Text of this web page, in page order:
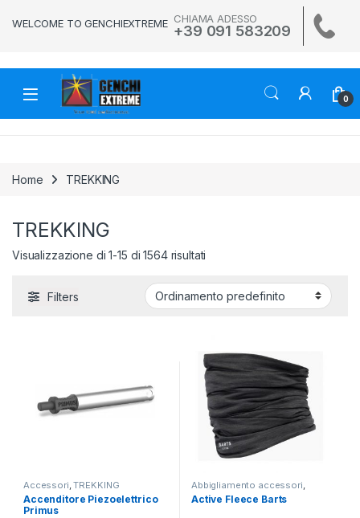
WELCOME TO GENCHIEXTREME CHIAMA ADESSO
+39 091 583209
0
Home TREKKING
TREKKING
Visualizzazione di 1-15 di 1564 risultati
Filters
Accessori ,TREKKING
Accenditore Piezoelettrico
Primus
Abbigliamento accessori
Accessori Cappelli e Guanti
LIFESTYLE,TREKKING
Active Fleece Barts